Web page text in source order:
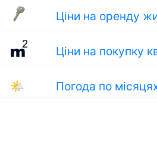
Ціни на оренду
Ціни на покупку
🌤 Погода по